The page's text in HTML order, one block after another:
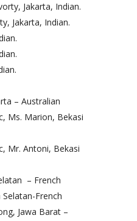
Jakarta, Indian.
Jakarta, Indian.
– Australian
Ms. Marion, Bekasi
Mr. Antoni, Bekasi
– French
Selatan-French
Jawa Barat –